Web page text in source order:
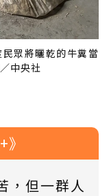
眾將曬乾的牛糞當
中央社
，但一群人